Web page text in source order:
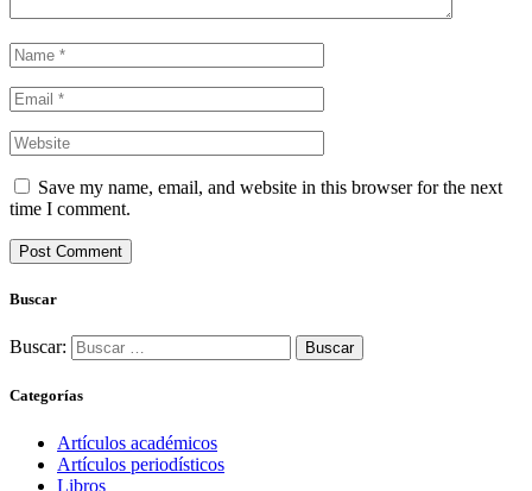
Save my name, email, and website in this browser for the next
time I comment.
Buscar
Buscar:
Categorías
Artículos académicos
Artículos periodísticos
Libros